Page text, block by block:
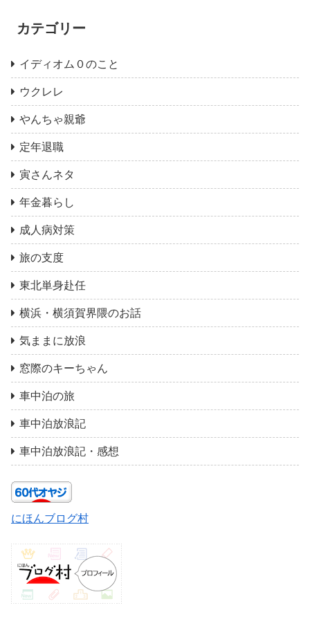
カテゴリー
イディオム０のこと
ウクレレ
やんちゃ親爺
定年退職
寅さんネタ
年金暮らし
成人病対策
旅の支度
東北単身赴任
横浜・横須賀界隈のお話
気ままに放浪
窓際のキーちゃん
車中泊の旅
車中泊放浪記
車中泊放浪記・感想
にほんブログ村